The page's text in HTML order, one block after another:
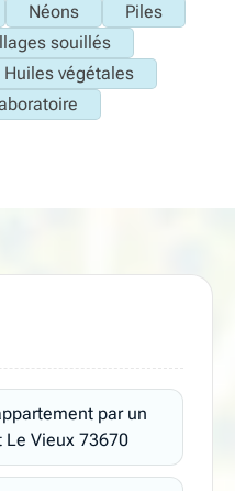
Néons
Piles
souillés
Huiles végétales
par un
Le Vieux 73670